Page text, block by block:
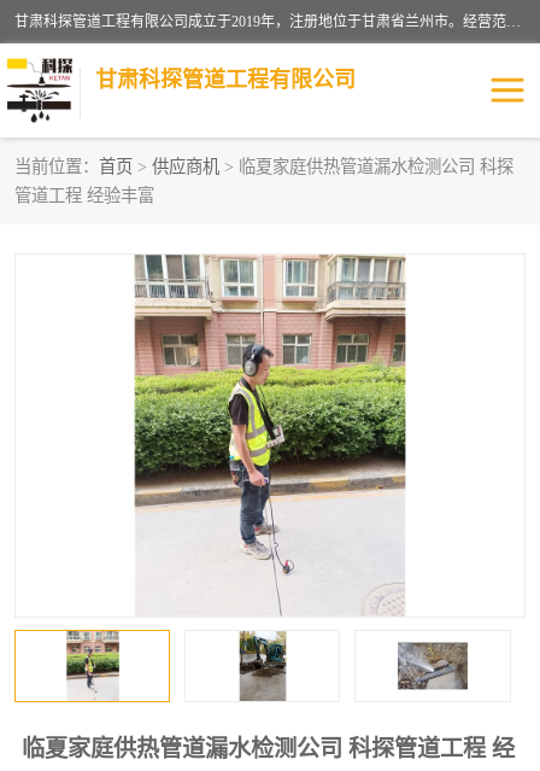
甘肃科探管道工程有限公司成立于2019年，注册地位于甘肃省兰州市。经营范围包括管道安装、清洗、疏通、维修、检测，防水工程，工程钻孔，化粪池清理，暖气安装，给排水管道安装维修，室内外管道如消防、供水、供热管道漏水检测定位，室内外防水堵漏等。
甘肃科探管道工程有限公司
当前位置： 首页 > 供应商机 > 临夏家庭供热管道漏水检测公司 科探
管道工程 经验丰富
临夏家庭供热管道漏水检测公司 科探管道工程 经
管道安装维修
漏水检查维修 消防管道漏水
供热管道漏水 排水管道漏水
自来水管漏水 管道疏通
高压车疏通清淤